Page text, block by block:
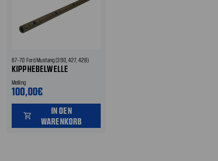
67-70 Ford Mustang (390, 427, 428)
KIPPHEBELWELLE
Melling
100,00€
shopping_cart
IN DEN
WARENKORB